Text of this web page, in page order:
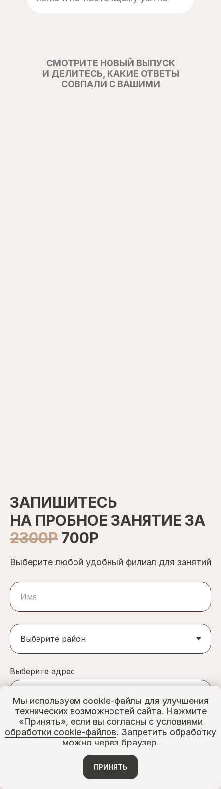
СМОТРИТЕ НОВЫЙ ВЫПУСК
И ДЕЛИТЕСЬ, КАКИЕ ОТВЕТЫ
СОВПАЛИ С ВАШИМИ
ЗАПИШИТЕСЬ
НА ПРОБНОЕ ЗАНЯТИЕ ЗА
2300Р 700Р
Выберите любой удобный филиал для занятий
Выберите адрес
Выберите адрес
Мы используем cookie-файлы для улучшения
технических возможностей сайта. Нажмите
«Принять», если вы согласны с условиями
обработки cookie-файлов. Запретить обработку
можно через браузер.
ПРИНЯТЬ